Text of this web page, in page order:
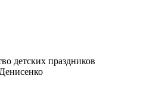
детских праздников